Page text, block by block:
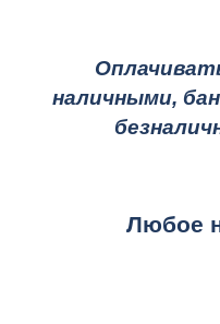
наличными,
Любое